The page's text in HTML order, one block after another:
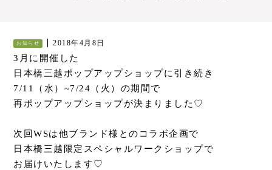
お知らせ 2018年4月8日
3月に開催した
日本橋三越ポップアップショップに引き続き
7/11（水）~7/24（火）の期間で
再ポップアップショップが決まりました♡
次回WSは他ブランド様とのコラボ企画で
日本橋三越限定スペシャルワークショップで
お届けいたします♡